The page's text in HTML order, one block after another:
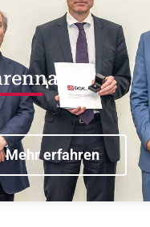
Mehr erfahren